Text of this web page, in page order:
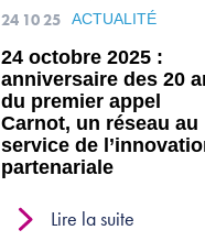
24 10 25 ACTUALITÉ
24 octobre 2025 :
anniversaire des 20
du premier appel
Carnot, un réseau au
service de
partenariale
Lire la suite